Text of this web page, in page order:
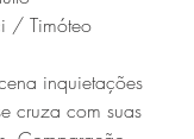
/ Timóteo
inquietações
cruza com suas